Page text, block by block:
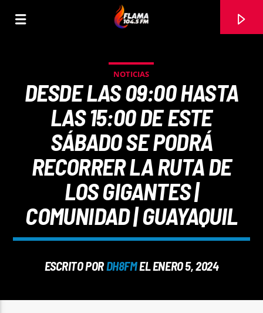
CANCIÓN ACTUAL
TÍTULO
NOTICIAS
DESDE LAS 09:00 HASTA
LAS 15:00 DE ESTE
SÁBADO SE PODRÁ
RECORRER LA RUTA DE
LOS GIGANTES |
COMUNIDAD | GUAYAQUIL
ESCRITO PORDH8FMEL ENERO 5, 2024